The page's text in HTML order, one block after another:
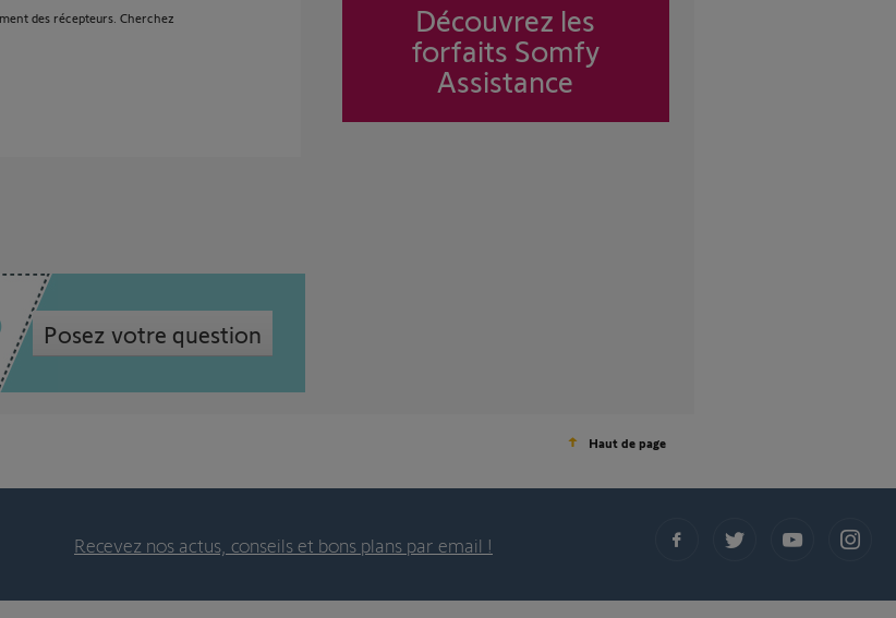
des récepteurs. Cherchez
Posez votre question
Découvrez les
forfaits Somfy
Assistance
Haut de page
Recevez nos actus, conseils et bons plans par email !